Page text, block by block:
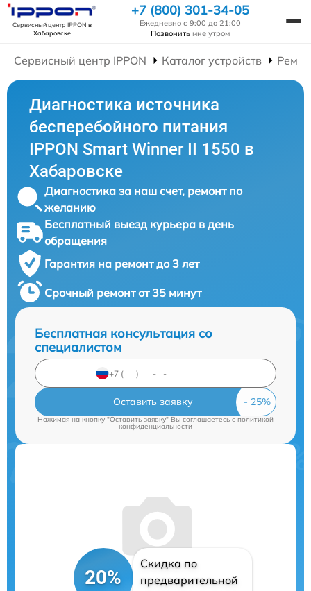
Сервисный центр IPPON в
Хабаровске
+7 (800) 301-34-05
Ежедневно с 9:00 до 21:00
Позвонить мне утром
Сервисный центр IPPON Каталог устройств
Диагностика источника
бесперебойного питания
IPPON Smart Winner II 1550 в
Хабаровске
Диагностика за наш счет, ремонт по
желанию
Бесплатный выезд курьера в день
обращения
Гарантия на ремонт до 3 лет
Срочный ремонт от 35 минут
Бесплатная консультация со
специалистом
Оставить заявку
Нажимая на кнопку "Оставить заявку" Вы соглашаетесь cполитикой
конфиденциальности
20%
Скидка по
предварительной